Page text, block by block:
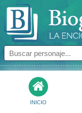
INICIO